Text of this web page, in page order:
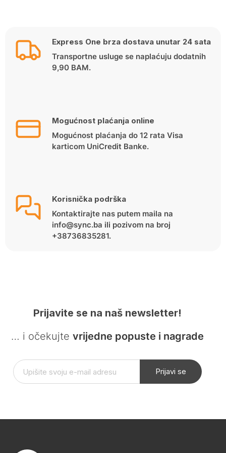
Express One brza dostava unutar 24 sata
Transportne usluge se naplaćuju dodatnih
9,90 BAM.
Mogućnost plaćanja online
Mogućnost plaćanja do 12 rata Visa
karticom UniCredit Banke.
Korisnička podrška
Kontaktirajte nas putem maila na
info@sync.ba ili pozivom na broj
+38736835281.
Prijavite se na naš newsletter!
… i očekujte vrijedne popuste i nagrade
Prijavi se